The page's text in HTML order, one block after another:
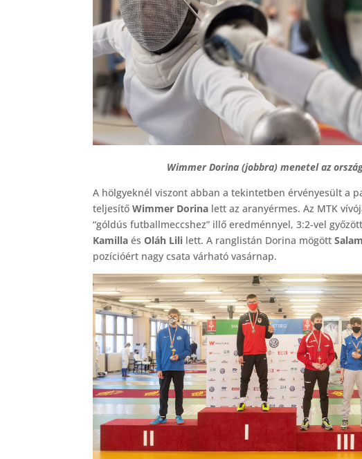
Wimmer Dorina (jobbra) menetel az
A hölgyeknél viszont abban a tekintetben érvényesült a
teljesítőWimmer Dorina lett az aranyérmes. Az MTK
“góldús futballmeccshez” illő eredménnyel, 3:2-vel győzött
Kamilla ésOláh Lili lett. A ranglistán Dorina mögött
pozícióért nagy csata várható vasárnap.